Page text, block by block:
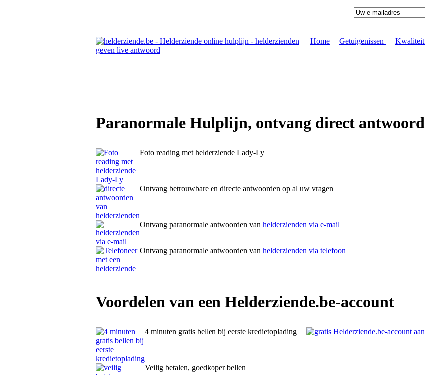
Home
Getuigenissen Kwaliteit
Paranormale Hulplijn, ontvang direct antwoord
Foto reading met helderziende Lady-Ly
Ontvang betrouwbare en directe antwoorden op al uw vragen
Ontvang paranormale antwoorden van helderzienden via e-mail
Ontvang paranormale antwoorden van helderzienden via telefoon
Voordelen van een Helderziende.be-account
4 minuten gratis bellen bij eerste kredietoplading
Veilig betalen, goedkoper bellen